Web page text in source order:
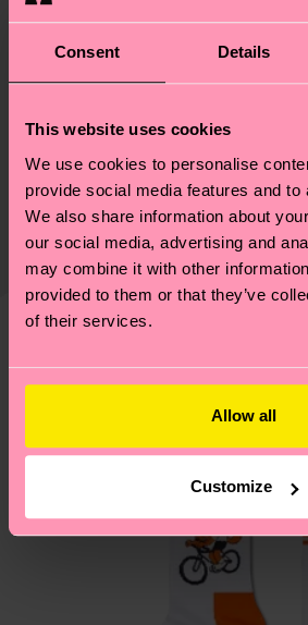
Consent Details
This website uses cookies
We use cookies to personalise
provide social media features and to
We also share information about
our social media, advertising and
may combine it with other
provided to them or that they’ve
of their services.
Allow all
Customize
ID: MJA01-9050
Materiales
86% Algodón, 12% Poliamida, 2%
Información detallada:
86% Mezcla de algodón
2% Elastano
Sostenibilidad
La sostenibilidad es mucho más
etiquetas. Se trata de elegir el
ligero para el planeta, mimar
montón de cosas más. ¿Quieres
llevarte algunos trucos? Pásate
de sostenibilidad
Envío y devoluciónes
El plazo de entrega estimado a
fecha de envío es de 5-8 días
cuenta que se trata de una
tiempo exacto puede variar
Devoluciones
respuestas a las preguntas más